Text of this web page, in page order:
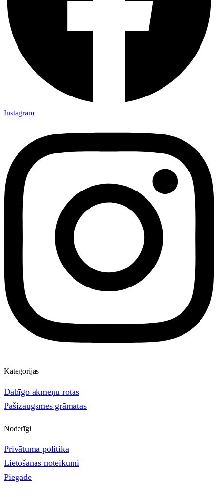
Instagram
Kategorijas
Dabīgo akmeņu rotas
Pašizaugsmes grāmatas
Noderīgi
Privātuma politika
Lietošanas noteikumi
Piegāde